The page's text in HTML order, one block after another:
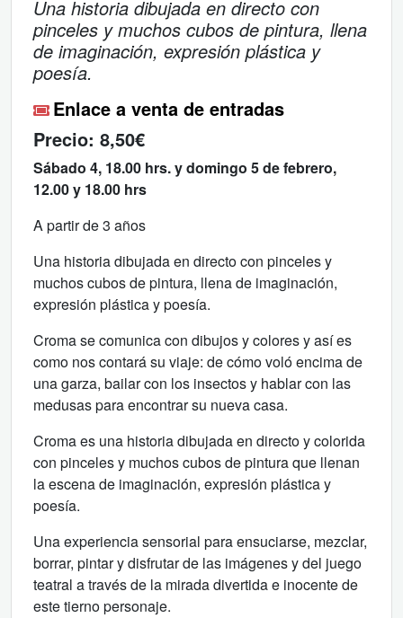
Una historia dibujada en directo con
pinceles y muchos cubos de pintura, llena
de imaginación, expresión plástica y
poesía.
Enlace a venta de entradas
Precio: 8,50€
Sábado 4, 18.00 hrs. y domingo 5 de febrero,
12.00 y 18.00 hrs
A partir de 3 años
Una historia dibujada en directo con pinceles y
muchos cubos de pintura, llena de imaginación,
expresión plástica y poesía.
Croma se comunica con dibujos y colores y así es
como nos contará su viaje: de cómo voló encima de
una garza, bailar con los insectos y hablar con las
medusas para encontrar su nueva casa.
Croma es una historia dibujada en directo y colorida
con pinceles y muchos cubos de pintura que llenan
la escena de imaginación, expresión plástica y
poesía.
Una experiencia sensorial para ensuciarse, mezclar,
borrar, pintar y disfrutar de las imágenes y del juego
teatral a través de la mirada divertida e inocente de
este tierno personaje.